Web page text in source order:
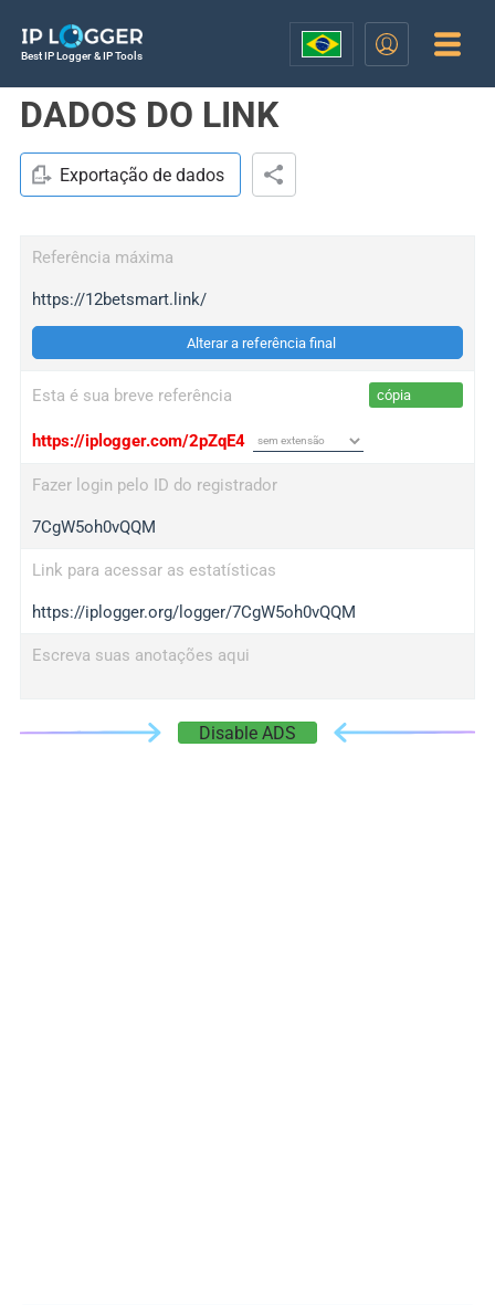
Best IP Logger & IP Tools
DADOS DO LINK
Exportação de dados
Referência máxima
https://12betsmart.link/
Alterar a referência final
Esta é sua breve referência cópia
https://iplogger.com/2pZqE4
Fazer login pelo ID do registrador
7CgW5oh0vQQM
Link para acessar as estatísticas
https://iplogger.org/logger/7CgW5oh0vQQM
Escreva suas anotações aqui
Disable ADS